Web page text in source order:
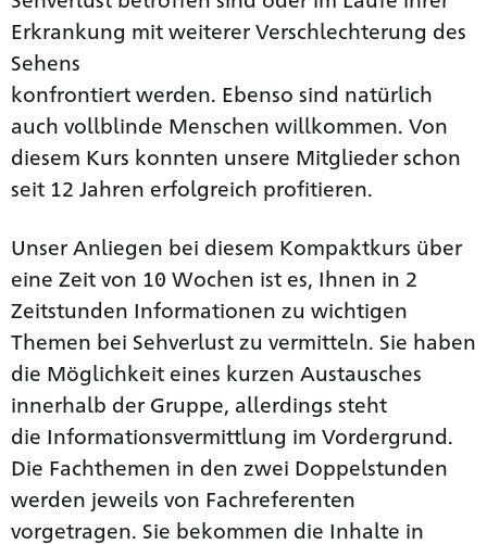
Erkrankung mit weiterer Verschlechterung des
Sehens
konfrontiert werden. Ebenso sind natürlich
auch vollblinde Menschen willkommen. Von
diesem Kurs konnten unsere Mitglieder schon
seit 12 Jahren erfolgreich profitieren.
Unser Anliegen bei diesem Kompaktkurs über
eine Zeit von 10 Wochen ist es, Ihnen in 2
Zeitstunden Informationen zu wichtigen
Themen bei Sehverlust zu vermitteln. Sie haben
die Möglichkeit eines kurzen Austausches
innerhalb der Gruppe, allerdings steht
die Informationsvermittlung im Vordergrund.
Die Fachthemen in den zwei Doppelstunden
werden jeweils von Fachreferenten
vorgetragen. Sie bekommen die Inhalte in